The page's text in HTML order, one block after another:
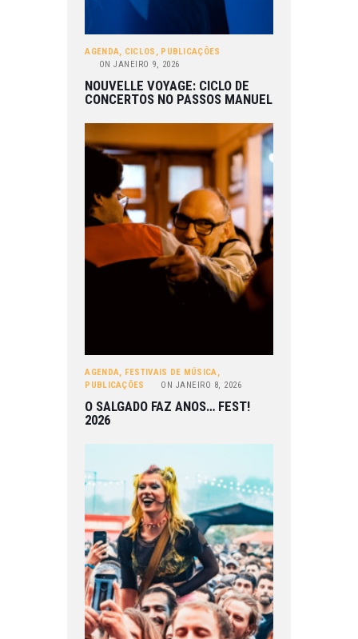
AGENDA, CICLOS , PUBLICAÇÕES
ON JANEIRO 9, 2026
NOUVELLE VOYAGE: CICLO DE
CONCERTOS NO PASSOS MANUEL
AGENDA, FESTIVAIS DE MÚSICA,
PUBLICAÇÕES
ON JANEIRO 8, 2026
O SALGADO FAZ ANOS… FEST!
2026